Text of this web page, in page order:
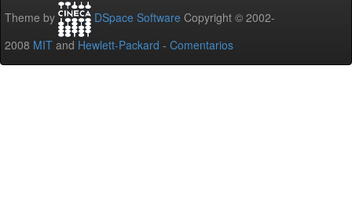
Theme by DSpace Software Copyright © 2002-
2008 MIT and Hewlett-Packard - Comentarios